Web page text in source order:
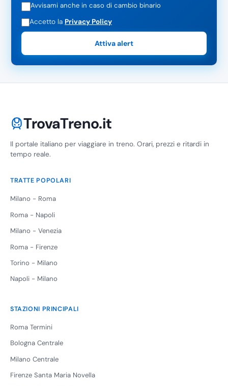
Avvisami anche in caso di cambio binario
Accetto la Privacy Policy
Attiva alert
TrovaTreno.it
Il portale italiano per viaggiare in treno. Orari, prezzi e ritardi in
tempo reale.
TRATTE POPOLARI
Milano - Roma
Roma - Napoli
Milano - Venezia
Roma - Firenze
Torino - Milano
Napoli - Milano
STAZIONI PRINCIPALI
Roma Termini
Bologna Centrale
Milano Centrale
Firenze Santa Maria Novella